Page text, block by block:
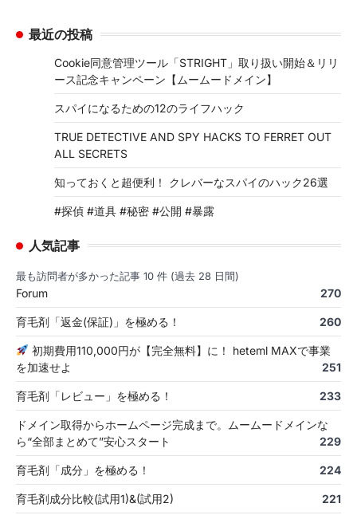
最近の投稿
Cookie同意管理ツール「STRIGHT」取り扱い開始＆リリ
ース記念キャンペーン【ムームードメイン】
スパイになるための12のライフハック
TRUE DETECTIVE AND SPY HACKS TO FERRET OUT
ALL SECRETS
知っておくと超便利！ クレバーなスパイのハック26選
#探偵 #道具 #秘密 #公開 #暴露
人気記事
最も訪問者が多かった記事 10 件 (過去 28 日間)
Forum 270
育毛剤「返金(保証)」を極める！ 260
初期費用110,000円が【完全無料】に！ heteml MAXで事業
を加速せよ
251
育毛剤「レビュー」を極める！ 233
ドメイン取得からホームページ完成まで。ムームードメインな
ら“全部まとめて”安心スタート
229
育毛剤「成分」を極める！ 224
育毛剤成分比較(試用1)&(試用2) 221